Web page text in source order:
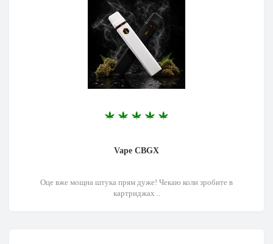
Vape CBGX
Оце вже мощна штука прям дуже! Чекаю коли зробите в
картриджах ..